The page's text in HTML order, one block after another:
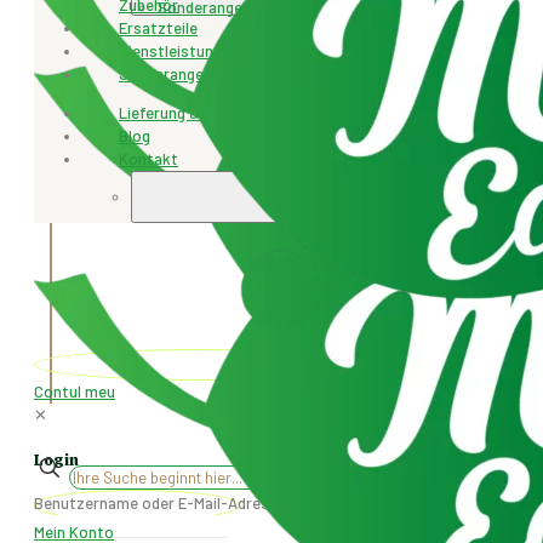
Contul meu
✕
Login
Benutzername oder E-Mail-Adresse
Mein Konto
Sonderangebot
Zubehör
Ersatzteile
Dienstleistungen
Sonderangebot
Lieferung & Rücksendung
Blog
Kontakt
+4077.471.259